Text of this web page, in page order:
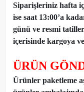
Siparişleriniz hafta
ise saat 13:00’a
günü ve resmi
içerisinde kargoya
ÜRÜN
Ürünler paketleme